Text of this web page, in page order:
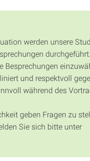
werden unsere
durchgeführt.
und respektvoll
während des
geben Fragen zu
Sie sich bitte unter